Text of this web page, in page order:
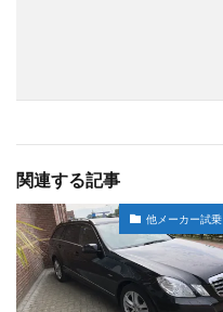
関連する記事
他メーカー試乗